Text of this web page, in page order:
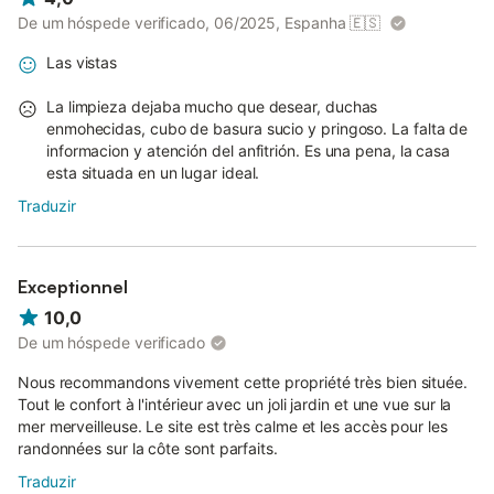
De um hóspede verificado, 06/2025, Espanha 🇪🇸
Las vistas
La limpieza dejaba mucho que desear, duchas
enmohecidas, cubo de basura sucio y pringoso. La falta de
informacion y atención del anfitrión. Es una pena, la casa
esta situada en un lugar ideal.
Traduzir
Exceptionnel
10,0
De um hóspede verificado
Nous recommandons vivement cette propriété très bien située.
Tout le confort à l'intérieur avec un joli jardin et une vue sur la
mer merveilleuse. Le site est très calme et les accès pour les
randonnées sur la côte sont parfaits.
Traduzir